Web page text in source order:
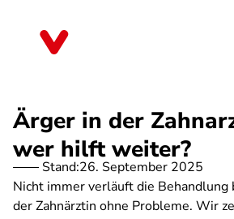
Ärger in der
wer hilft weiter?
Stand:26. September 2025
Nicht immer verläuft die Behandlung
der Zahnärztin ohne Probleme. Wir